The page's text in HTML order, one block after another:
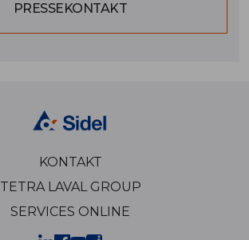
PRESSEKONTAKT
KONTAKT
TETRA LAVAL GROUP
SERVICES ONLINE